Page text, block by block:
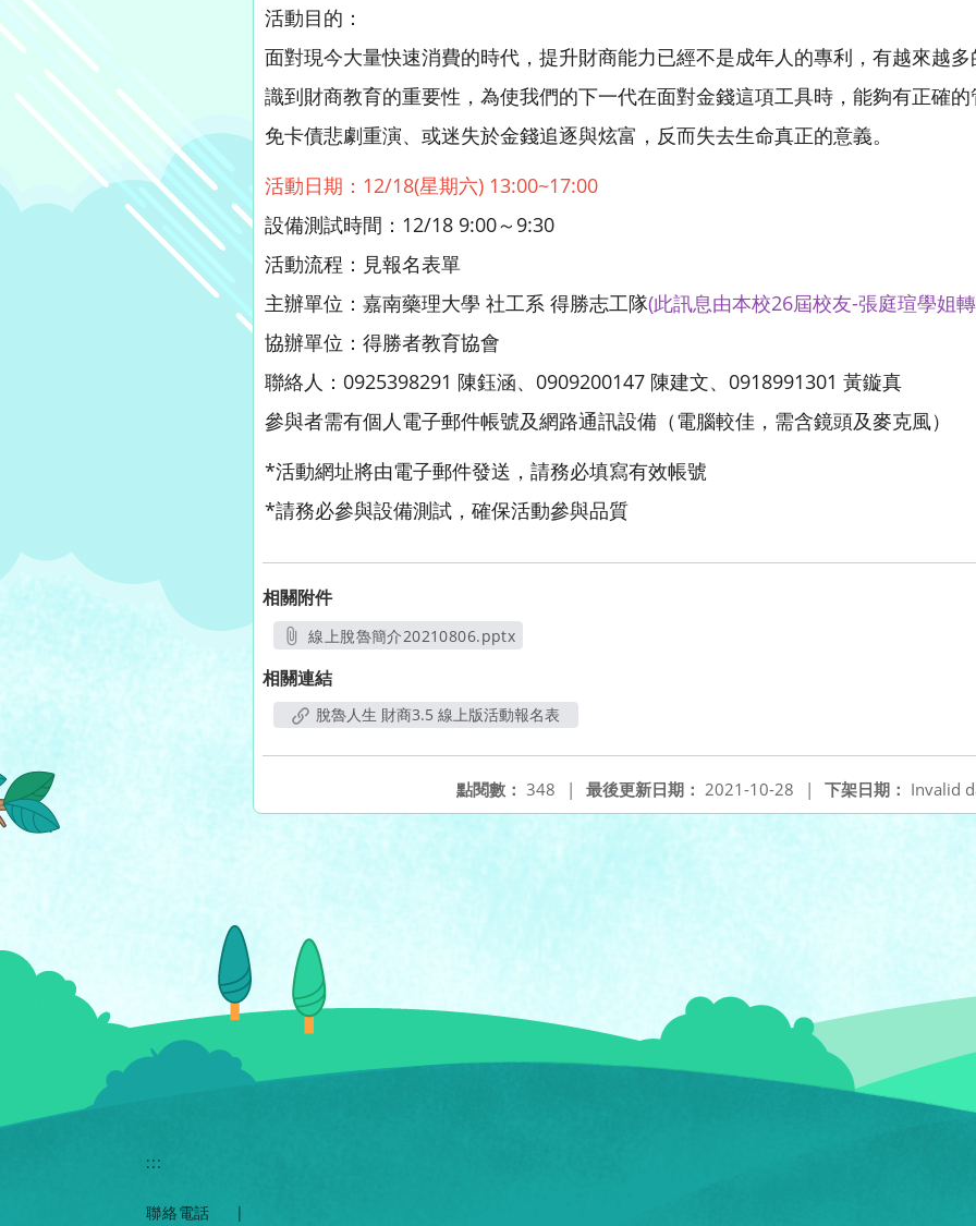
活動目的：
面對現今大量快速消費的時代，提升財商能力已經不是成年人的專利，有越來越
識到財商教育的重要性，為使我們的下一代在面對金錢這項工具時，能夠有正確
免卡債悲劇重演、或迷失於金錢追逐與炫富，反而失去生命真正的意義。
活動日期：12/18(星期六) 13:00~17:00
設備測試時間：12/18 9:00～9:30
活動流程：見報名表單
主辦單位：嘉南藥理大學 社工系 得勝志工隊(此訊息由本校26屆校友-張庭瑄學姐
協辦單位：得勝者教育協會
聯絡人：0925398291 陳鈺涵、0909200147 陳建文、0918991301 黃鏇真
參與者需有個人電子郵件帳號及網路通訊設備（電腦較佳，需含鏡頭及麥克風）
*活動網址將由電子郵件發送，請務必填寫有效帳號
*請務必參與設備測試，確保活動參與品質
相關附件
線上脫魯簡介20210806.pptx
相關連結
脫魯人生 財商3.5 線上版活動報名表
下架日期： Invalid
最後更新日期： 2021-10-28 |
點閱數： 348 |
:::
聯絡電話 |